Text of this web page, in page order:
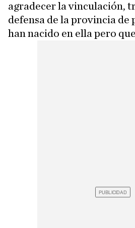
agradecer la vinculación,
defensa de la provincia de
han nacido en ella pero